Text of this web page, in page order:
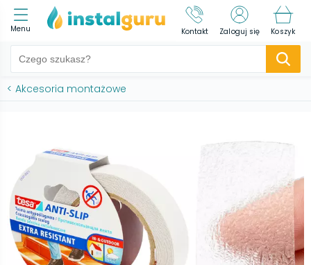
Menu Kontakt Zaloguj się Koszyk
< Akcesoria montażowe